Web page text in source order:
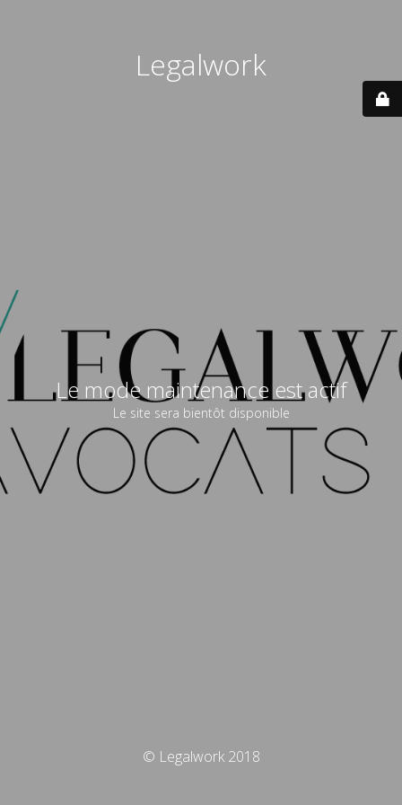
Legalwork
Le mode maintenance est actif
Le site sera bientôt disponible
© Legalwork 2018